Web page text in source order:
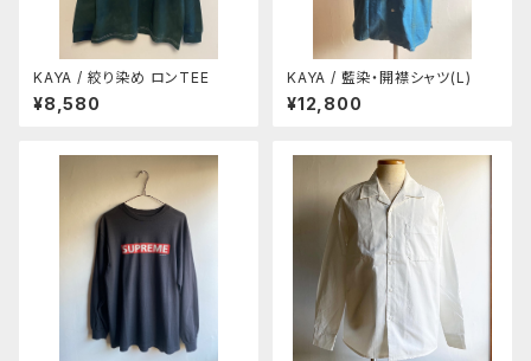
KAYA / 絞り染め ロンTEE
¥8,580
KAYA / 藍染・開襟シャツ(L)
¥12,800